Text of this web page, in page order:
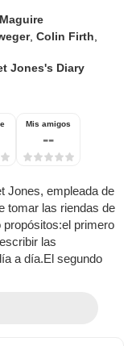
,Colin Firth,
Jones's Diary
Mis amigos
--
Jones, empleada de
tomar las riendas de
primero
las
a día.El segundo